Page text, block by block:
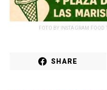
FOTO BY INSTAGRAM FOOD
SHARE